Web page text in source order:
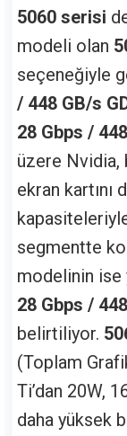
5060 serisi
modeli olan
seçeneğiyle
/ 448 GB/s
28 Gbps /
üzere Nvidia,
ekran kartını
segmentte
modelinin ise
28 Gbps /
belirtiliyor.
(Toplam
Ti’dan 20W,
daha yüksek